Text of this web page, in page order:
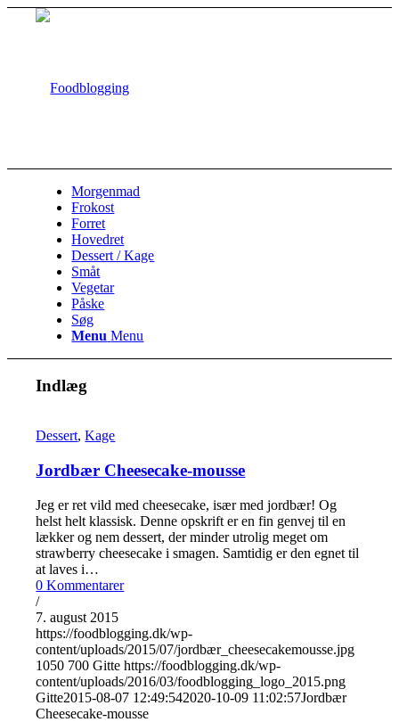
Morgenmad
Frokost
Forret
Hovedret
Dessert / Kage
Småt
Vegetar
Påske
Søg
Menu Menu
Indlæg
Dessert,Kage
Jordbær Cheesecake-mousse
Jeg er ret vild med cheesecake, især med jordbær! Og
helst helt klassisk. Denne opskrift er en fin genvej til en
lækker og nem dessert, der minder utrolig meget om
strawberry cheesecake i smagen. Samtidig er den egnet til
at laves i…
0 Kommentarer
/
7. august 2015
https://foodblogging.dk/wp-
content/uploads/2015/07/jordbær_cheesecakemousse.jpg
1050 700 Gitte https://foodblogging.dk/wp-
content/uploads/2016/03/foodblogging_logo_2015.png
Gitte2015-08-07 12:49:542020-10-09 11:02:57Jordbær
Cheesecake-mousse